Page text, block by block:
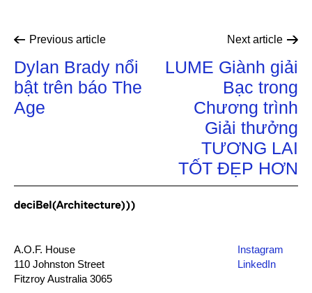
Previous article
Dylan Brady nổi
bật trên báo The
Age
Next article
LUME Giành giải
Bạc trong
Chương trình
Giải thưởng
TƯƠNG LAI
TỐT ĐẸP HƠN
A.O.F. House
110 Johnston Street
Fitzroy Australia 3065
Instagram
LinkedIn